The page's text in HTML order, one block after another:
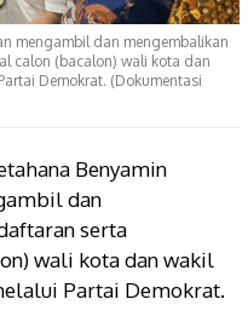
mengambil dan mengembalikan
calon (bacalon) wali kota dan
Demokrat. (Dokumentasi
Benyamin
dan
serta
wali kota dan wakil
Partai Demokrat.